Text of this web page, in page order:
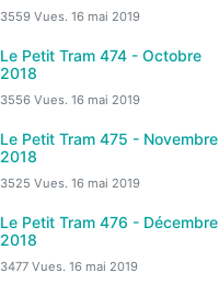
3559 Vues. 16 mai 2019
Le Petit Tram 474 - Octobre
2018
3556 Vues. 16 mai 2019
Le Petit Tram 475 - Novembre
2018
3525 Vues. 16 mai 2019
Le Petit Tram 476 - Décembre
2018
3477 Vues. 16 mai 2019